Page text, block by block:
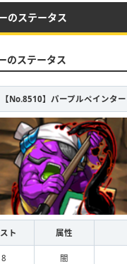
のステータス
のステータス
【No.8510】パープルペインター
ト 属性
8 闇